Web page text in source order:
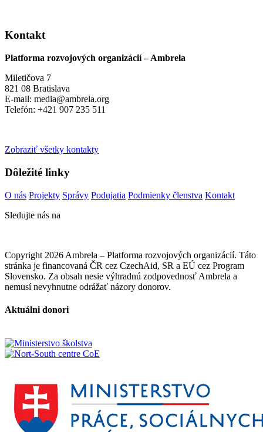
Kontakt
Platforma rozvojových organizácií – Ambrela
Miletičova 7
821 08 Bratislava
E-mail: media@ambrela.org
Telefón: +421 907 235 511
Zobraziť všetky kontakty
Dôležité linky
O nás Projekty Správy Podujatia Podmienky členstva Kontakt
Sledujte nás na
Copyright 2026 Ambrela – Platforma rozvojových organizácií. Táto
stránka je financovaná ČR cez CzechAid, SR a EÚ cez Program
Slovensko. Za obsah nesie výhradnú zodpovednosť Ambrela a
nemusí nevyhnutne odrážať názory donorov.
Aktuálni donori